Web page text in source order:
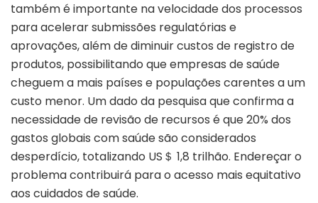
também é importante na velocidade dos processos
para acelerar submissões regulatórias e
aprovações, além de diminuir custos de registro de
produtos, possibilitando que empresas de saúde
cheguem a mais países e populações carentes a um
custo menor. Um dado da pesquisa que confirma a
necessidade de revisão de recursos é que 20% dos
gastos globais com saúde são considerados
desperdício, totalizando US ＄ 1,8 trilhão. Endereçar o
problema contribuirá para o acesso mais equitativo
aos cuidados de saúde.